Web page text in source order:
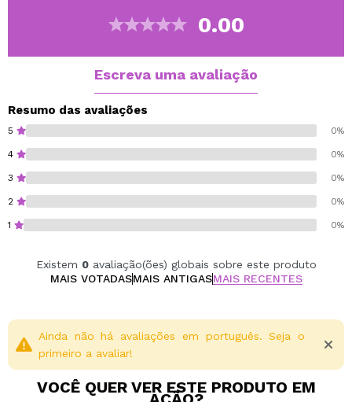
0.00
Escreva uma avaliação
Resumo das avaliações
5 0%
4 0%
3 0%
2 0%
1 0%
Existem 0avaliação(ões) globais sobre este produto
MAIS VOTADASMAIS ANTIGASMAIS RECENTES
Ainda não há avaliações em português. Seja o
primeiro a avaliar!
VOCÊ QUER VER ESTE PRODUTO EM